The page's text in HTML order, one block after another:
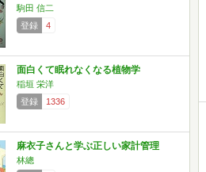
駒田 信二
登録
4
面白くて眠れなくなる植物学
稲垣 栄洋
登録
1336
麻衣子さんと学ぶ正しい家計管理
林總